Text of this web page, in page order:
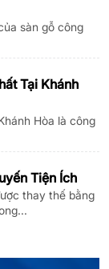
sàn gỗ công
Tại Khánh
Hòa là công
Tiện Ích
thay thế bằng